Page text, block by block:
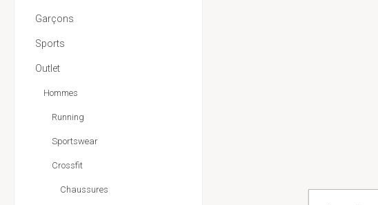
Garçons
Sports
Outlet
Hommes
Running
Sportswear
Crossfit
Chaussures